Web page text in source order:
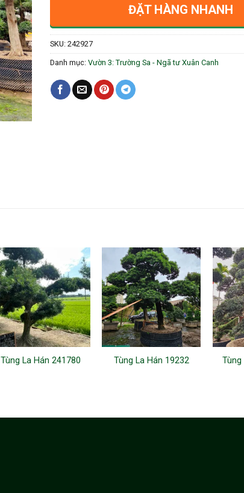
ĐẶT HÀNG NHANH
SKU: 242927
Danh mục: Vườn 3: Trường Sa - Ngã tư Xuân Canh
Tùng La Hán 241780 Tùng La Hán 19232 Tùng